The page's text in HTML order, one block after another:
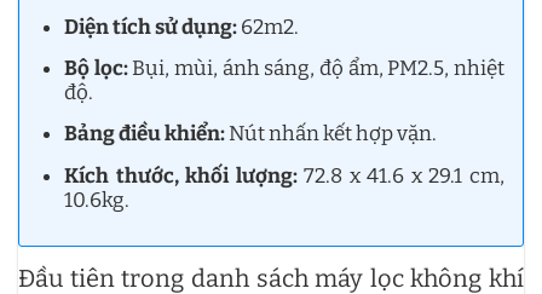
Diện tích sử dụng:62m2.
Bộ lọc:Bụi, mùi, ánh sáng, độ ẩm, PM2.5, nhiệt
độ.
Bảng điều khiển:Nút nhấn kết hợp vặn.
Kích thước, khối lượng:72.8 x 41.6 x 29.1 cm,
10.6kg.
Đầu tiên trong danh sách máy lọc không khí